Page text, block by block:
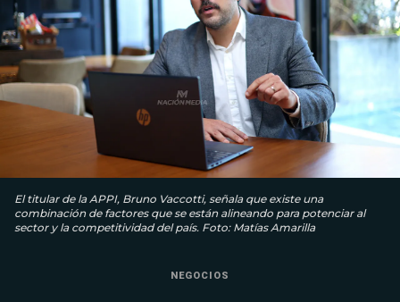
El titular de la APPI, Bruno Vaccotti, señala que existe una
combinación de factores que se están alineando para potenciar al
sector y la competitividad del país. Foto: Matías Amarilla
NEGOCIOS